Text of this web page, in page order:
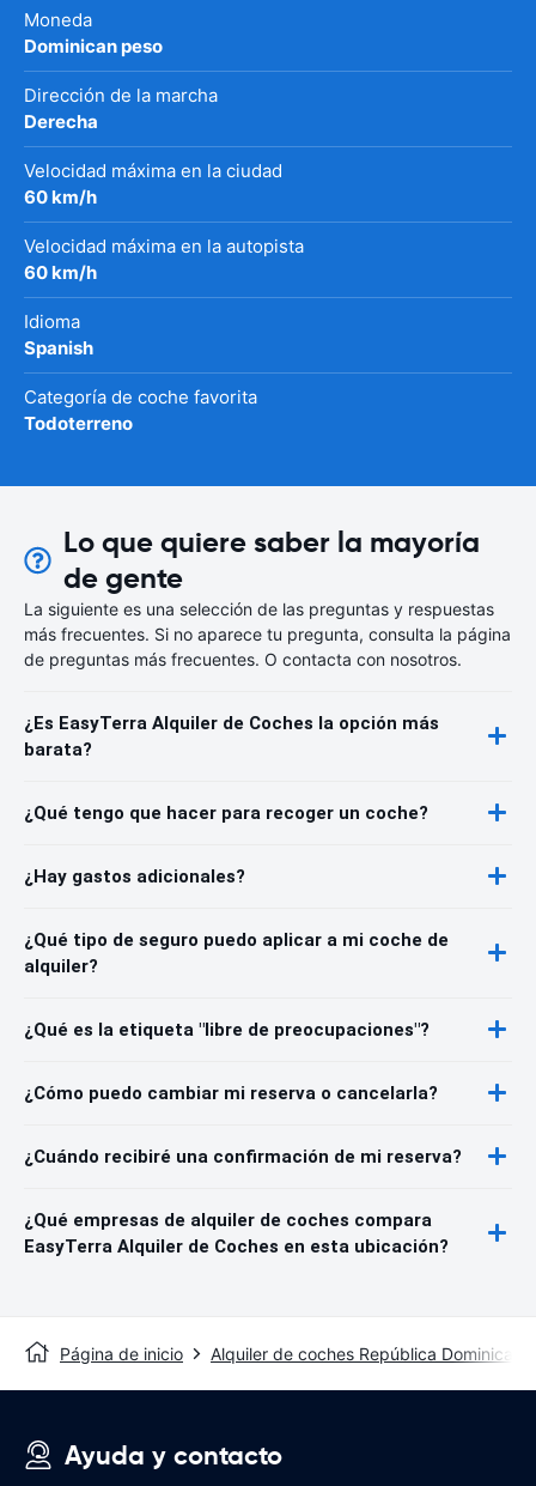
Moneda
Dominican peso
Dirección de la marcha
Derecha
Velocidad máxima en la ciudad
60 km/h
Velocidad máxima en la autopista
60 km/h
Idioma
Spanish
Categoría de coche favorita
Todoterreno
Lo que quiere saber la mayoría
de gente
La siguiente es una selección de las preguntas y respuestas
más frecuentes. Si no aparece tu pregunta, consulta la página
de preguntas más frecuentes. O contacta con nosotros.
¿Es EasyTerra Alquiler de Coches la opción más
barata?
¿Qué tengo que hacer para recoger un coche?
¿Hay gastos adicionales?
¿Qué tipo de seguro puedo aplicar a mi coche de
alquiler?
¿Qué es la etiqueta "libre de preocupaciones"?
¿Cómo puedo cambiar mi reserva o cancelarla?
¿Cuándo recibiré una confirmación de mi reserva?
¿Qué empresas de alquiler de coches compara
EasyTerra Alquiler de Coches en esta ubicación?
Página de inicio Alquiler de coches República Dominicana
Ayuda y contacto